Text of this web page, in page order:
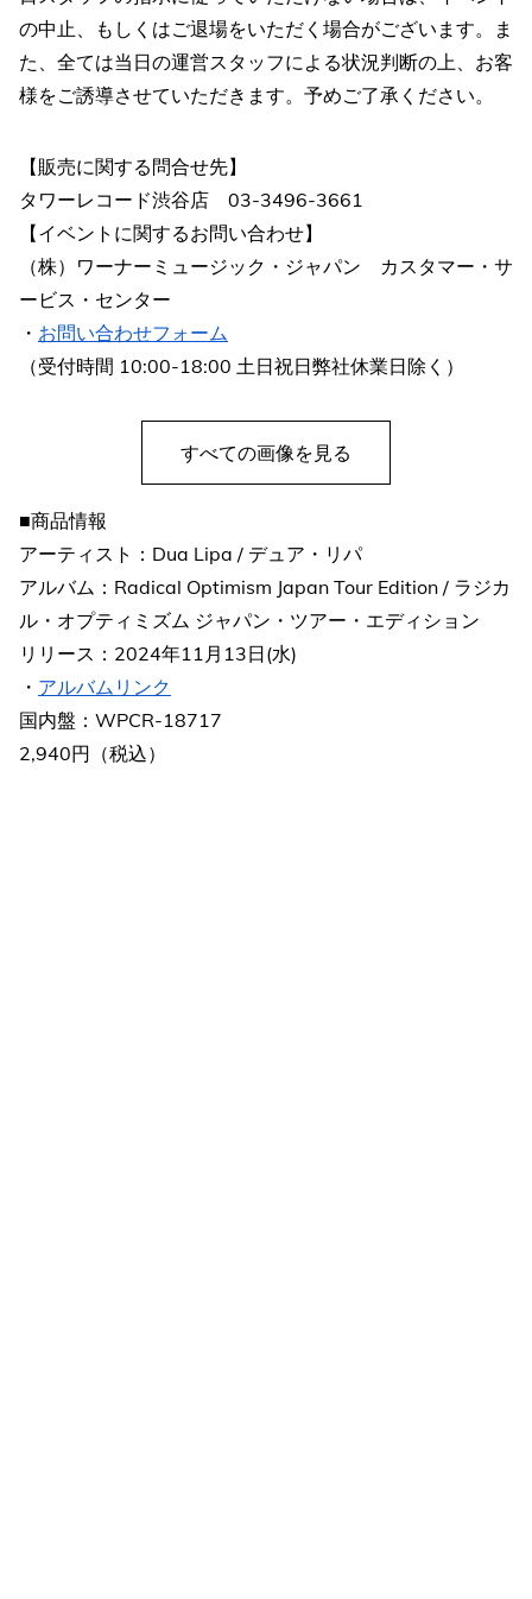
の中止、もしくはご退場をいただく場合がございます。ま
た、全ては当日の運営スタッフによる状況判断の上、お客
様をご誘導させていただきます。予めご了承ください。
【販売に関する問合せ先】
タワーレコード渋谷店 03-3496-3661
【イベントに関するお問い合わせ】
（株）ワーナーミュージック・ジャパン カスタマー・サ
ービス・センター
・ お問い合わせフォーム
（受付時間 10:00-18:00 土日祝日弊社休業日除く）
すべての画像を見る
■商品情報
アーティスト：Dua Lipa / デュア・リパ
アルバム：Radical Optimism Japan Tour Edition / ラジカ
ル・オプティミズム ジャパン・ツアー・エディション
リリース：2024年11月13日(水)
・ アルバムリンク
国内盤：WPCR-18717
2,940円（税込）